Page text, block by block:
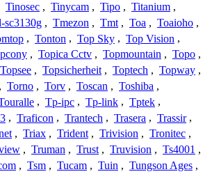
Tinosec , Tinycam , Tipo , Titanium ,
sc3130g , Tmezon , Tmt , Toa , Toaioho ,
, Tonton , Top Sky , Top Vision ,
, Topica Cctv , Topmountain , Topo ,
Topsee , Topsicherheit , Toptech , Topway ,
, Torno , Torv , Toscan , Toshiba ,
, Tp-ipc , Tp-link , Tptek ,
, Traficon , Trantech , Trasera , Trassir ,
, Triax , Trident , Trivision , Tronitec ,
, Truman , Trust , Truvision , Ts4001 ,
, Tsm , Tucam , Tuin , Tungson Ages ,